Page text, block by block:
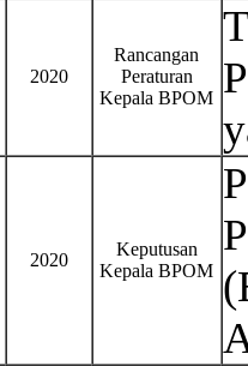
2020
Rancangan
Peraturan
Kepala BPOM
2020
Keputusan
Kepala BPOM